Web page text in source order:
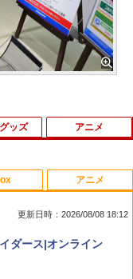
会員様限定！エント
！】【メール便発
Nintendo Switch 2
ングスティック Tor
ッズ
ッカーウイニングイ
アニメ
】【場面写クリア
門炭治郎、冨岡義
版「鬼滅の刃」無限
更新日時：2026/08/08 18:12
ダース|オンライン
アニメ